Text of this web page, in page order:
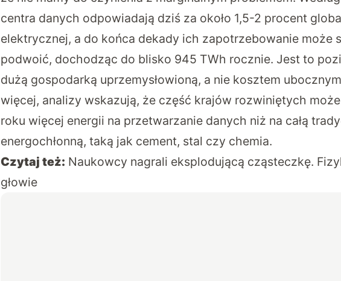
centra danych odpowiadają dziś za około 1,5-2 procent
elektrycznej, a do końca dekady ich zapotrzebowanie może
podwoić, dochodząc do blisko 945 TWh rocznie. Jest to
dużą gospodarką uprzemysłowioną, a nie kosztem
więcej, analizy wskazują, że część krajów rozwiniętych
roku więcej energii na przetwarzanie danych niż na całą
energochłonną, taką jak cement, stal czy chemia.
Czytaj też: Naukowcy nagrali eksplodującą cząsteczkę.
głowie